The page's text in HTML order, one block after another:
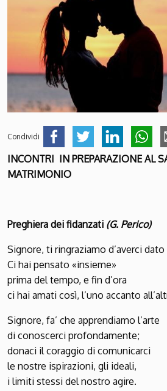
Condividi
INCONTRI IN PREPARAZIONE AL
MATRIMONIO
Preghiera dei fidanzati (G. Perico)
Signore, ti ringraziamo d’averci dato
Ci hai pensato «insieme»
prima del tempo, e fin d’ora
ci hai amati così, l’uno accanto
Signore, fa’ che apprendiamo l’arte
di conoscerci profondamente;
donaci il coraggio di comunicarci
le nostre ispirazioni, gli ideali,
i limiti stessi del nostro agire.